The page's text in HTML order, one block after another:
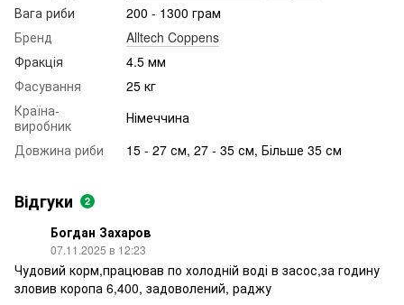
Вага риби
200 - 1300 грам
Бренд
Alltech Coppens
Фракція
4.5 мм
Фасування
25 кг
Країна-
виробник
Німеччина
Довжина риби
15 - 27 см, 27 - 35 см, Більше 35 см
Відгуки 2
Богдан Захаров
07.11.2025 в 12:23
Чудовий корм,працював по холодній воді в засос,за годину
зловив коропа 6,400, задоволений, раджу